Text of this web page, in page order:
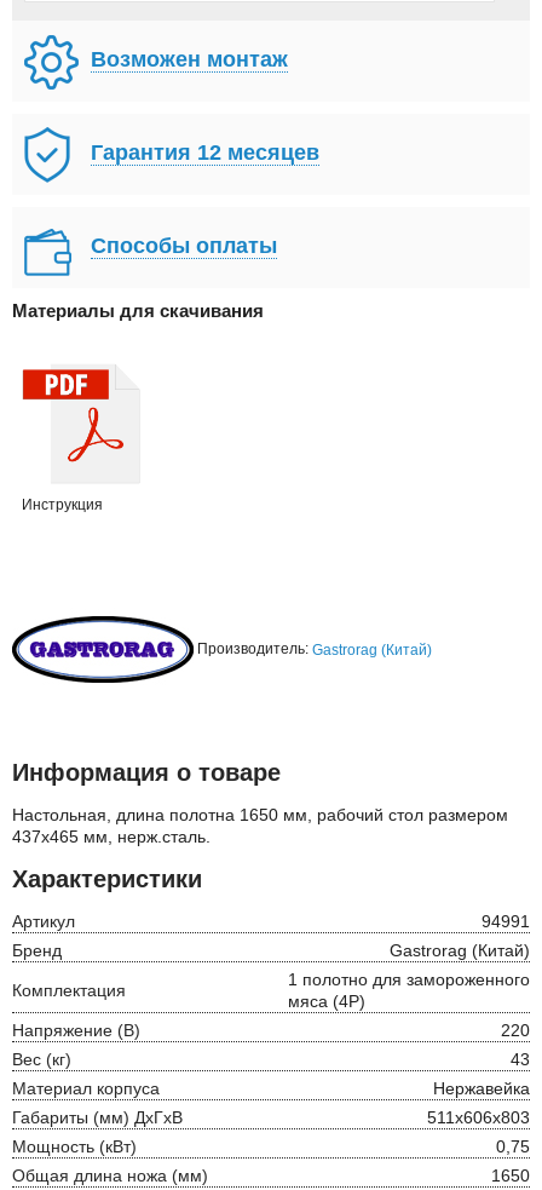
Возможен монтаж
Гарантия 12 месяцев
Способы оплаты
Материалы для скачивания
Инструкция
Производитель: Gastrorag (Китай)
Информация о товаре
Настольная, длина полотна 1650 мм, рабочий стол размером
437х465 мм, нерж.сталь.
Характеристики
Артикул
94991
Бренд
Gastrorag (Китай)
Комплектация
1 полотно для замороженного
мяса (4P)
Напряжение (В)
220
Вес (кг)
43
Материал корпуса
Нержавейка
Габариты (мм) ДхГхВ
511х606х803
Мощность (кВт)
0,75
Общая длина ножа (мм)
1650